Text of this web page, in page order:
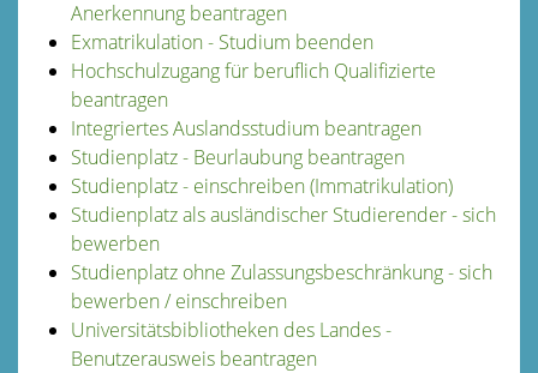
Anerkennung beantragen
Exmatrikulation - Studium beenden
Hochschulzugang für beruflich Qualifizierte
beantragen
Integriertes Auslandsstudium beantragen
Studienplatz - Beurlaubung beantragen
Studienplatz - einschreiben (Immatrikulation)
Studienplatz als ausländischer Studierender - sich
bewerben
Studienplatz ohne Zulassungsbeschränkung - sich
bewerben / einschreiben
Universitätsbibliotheken des Landes -
Benutzerausweis beantragen